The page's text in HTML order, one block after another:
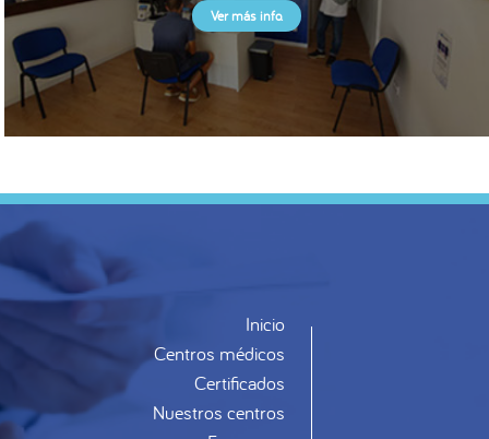
Ver más info.
Inicio
Centros médicos
Certificados
Nuestros centros